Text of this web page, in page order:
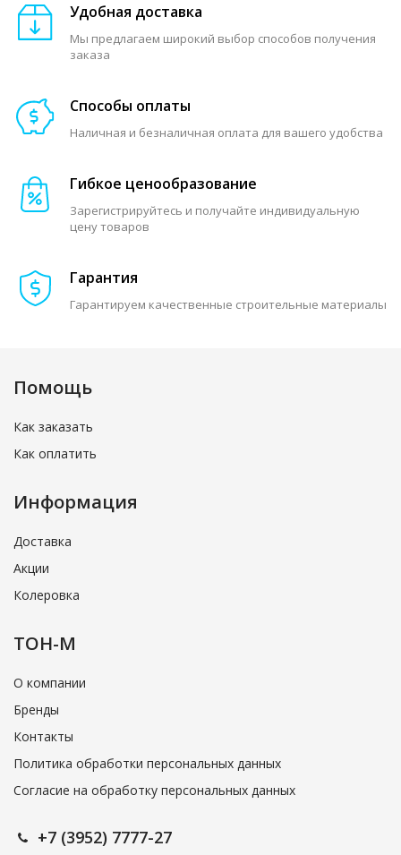
Удобная доставка
Мы предлагаем широкий выбор способов получения
заказа
Способы оплаты
Наличная и безналичная оплата для вашего удобства
Гибкое ценообразование
Зарегистрируйтесь и получайте индивидуальную
цену товаров
Гарантия
Гарантируем качественные строительные материалы
Помощь
Как заказать
Как оплатить
Информация
Доставка
Акции
Колеровка
ТОН-М
О компании
Бренды
Контакты
Политика обработки персональных данных
Согласие на обработку персональных данных
+7 (3952) 7777-27